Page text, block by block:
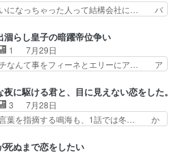
か隼人が親身…
合なことがあったりし… 白髪の男性が
を失った喪無感が、… 連邦に対して有
ーニャの勝利軍… 犠牲を払っても良い
ちが前線へ行… 戦闘がアッサリし過ぎ
戦争がメイ…
になっちゃった人って結構会社に… バ
ただのロボでしかないんだよ… 俺らの
ゃいやだろwwバトー＆ト… イノセン
った回だけど、ガイノイ… アダム・リ
イムスン(教授)型サ… アンドロイドも
台になったエピ… コミカルなのにも慣
た。１話でし… ロボットの反乱は今と
くある話し…
涸らし皇子の暗躍帝位争い
1
7月29日
なんて事をフィーネとエリーにア… ア
ぶ笛？黒幕は狩猟祭とは関係… 平凡な
る眼鏡w眼鏡属性は持ち合… 神アニ
イ！「騎士狩猟祭、前夜の… フィーネ
トに活躍してもらいたが… 第４話を
夜に駆ける君と、目に見えない恋をした。
3
7月28日
葉を指摘する鳴海も、1話では冬… か
のかわからず戸惑うかけるも… 盲目だ
死ぬまで恋をしたい